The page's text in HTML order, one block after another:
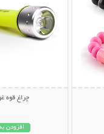
چراغ قوه
افزودن